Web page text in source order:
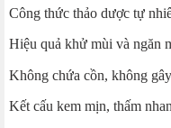
là:
485.000 ₫.
tại
là:
Công thức thảo dược tự
Hiệu quả khử mùi và ngăn
Không chứa cồn, không
Kết cấu kem mịn, thấm